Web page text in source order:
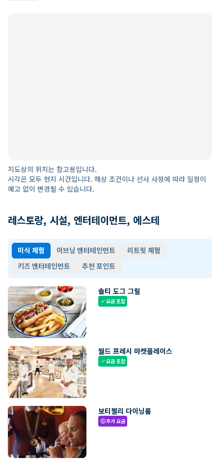
지도상의 위치는 참고용입니다.
시각은 모두 현지 시간입니다. 해상 조건이나 선사 사정에 따라 일정이
예고 없이 변경될 수 있습니다.
레스토랑, 시설, 엔터테이먼트, 에스테
미식 체험 이브닝 엔터테인먼트
리트릿 체험
키즈 엔터테인먼트
추천 포인트
솔티 도그 그릴
check요금 포함
월드 프레시 마켓플레이스
check요금 포함
보티첼리 다이닝룸
paid추가 요금